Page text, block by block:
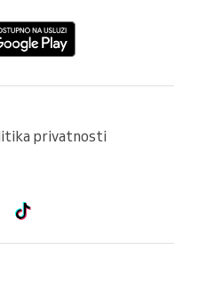
privatnosti